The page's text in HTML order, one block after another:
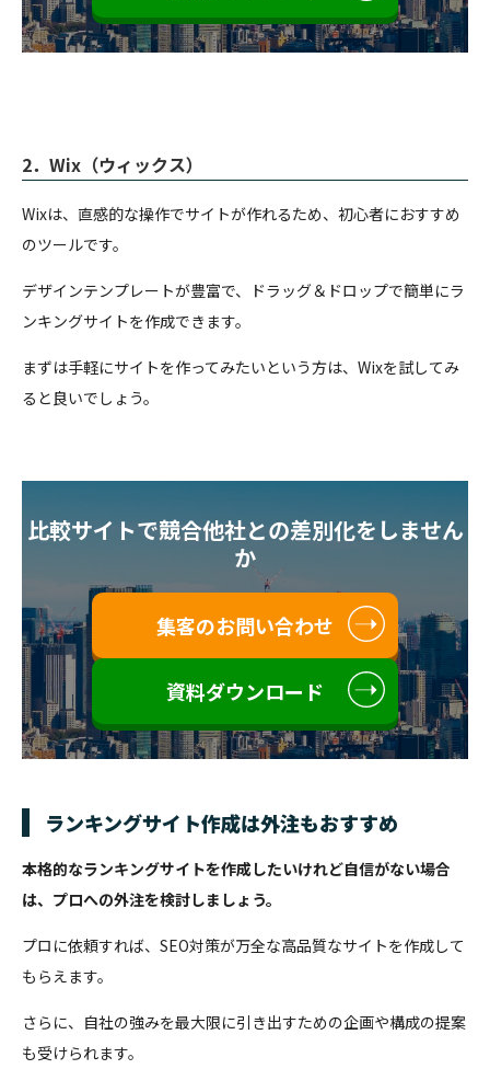
2． Wix（ウィックス）
Wixは、直感的な操作でサイトが作れるため、初心者におすすめ
のツールです。
デザインテンプレートが豊富で、ドラッグ＆ドロップで簡単にラ
ンキングサイトを作成できます。
まずは手軽にサイトを作ってみたいという方は、Wixを試してみ
ると良いでしょう。
比較サイトで競合他社との差別化をしません
か
集客のお問い合わせ
資料ダウンロード
ランキングサイト作成は外注もおすすめ
本格的なランキングサイトを作成したいけれど自信がない場合
は、プロへの外注を検討しましょう。
プロに依頼すれば、SEO対策が万全な高品質なサイトを作成して
もらえます。
さらに、自社の強みを最大限に引き出すための企画や構成の提案
も受けられます。